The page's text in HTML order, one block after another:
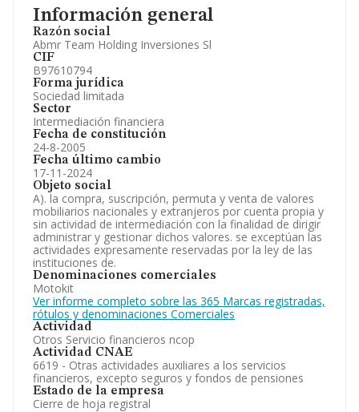
Información general
Razón social
Abmr Team Holding Inversiones Sl
CIF
B97610794
Forma jurídica
Sociedad limitada
Sector
Intermediación financiera
Fecha de constitución
24-8-2005
Fecha último cambio
17-11-2024
Objeto social
A). la compra, suscripción, permuta y venta de valores
mobiliarios nacionales y extranjeros por cuenta propia y
sin actividad de intermediación con la finalidad de dirigir
administrar y gestionar dichos valores. se exceptúan las
actividades expresamente reservadas por la ley de las
instituciones de.
Denominaciones comerciales
Motokit
Ver informe completo sobre las 365 Marcas registradas,
rótulos y denominaciones Comerciales
Actividad
Otros Servicio financieros ncop
Actividad CNAE
6619 - Otras actividades auxiliares a los servicios
financieros, excepto seguros y fondos de pensiones
Estado de la empresa
Cierre de hoja registral
Información oficial y registral complementaria.